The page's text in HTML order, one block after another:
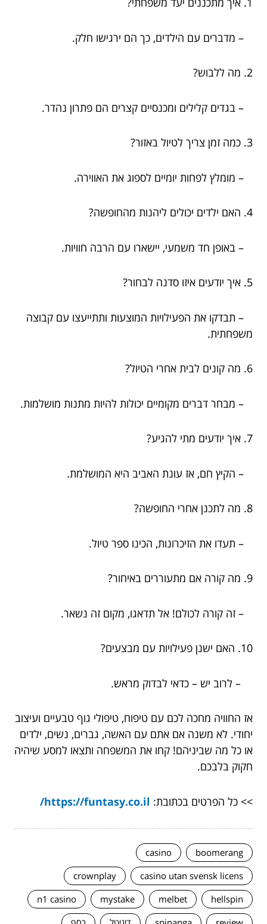
– מדברים עם הילדים, כך הם ירגישו חלק.
2. מה ללבוש?
– בגדים קלילים ומכנסיים קצרים הם פתרון נהדר.
3. כמה זמן צריך לטיול באזור?
– מומלץ לפחות יומיים לספוג את האווירה.
4. האם ילדים יכולים ליהנות מהחופשה?
– באופן חד משמעי, יישארו עם הרבה חוויות.
5. איך יודעים איזו סדנה לבחור?
– תבדקו את הפעילויות המוצעות ותתייעצו עם קבוצה
משפחתית.
6. מה קונים לבית אחרי הטיול?
– מבחר דברים מקומיים יכולות להיות מתנות מושלמות.
7. איך יודעים מתי להגיע?
– הקיץ חם, אז עונת האביב היא המושלמת.
8. מה לתכנן אחרי החופשה?
– תעדו את הזיכרונות, הכינו ספר טיול.
9. מה קורה אם מתעוררים באיחור?
– זה קורה לכולם! אל תדאגו, מקום זה נשאר.
10. האם ישנן פעילויות עם מבצעים?
– לרוב יש – כדאי לבדוק מראש.
אז החוויה מחכה לכם עם טיפוח, טיפולי גוף טבעיים ועיצוב
יחודי. לא משנה אם אתם עם האשה, גברים, נשים, ילדים
או כל מה שביניהם! קחו את המשפחה ותצאו למסע שיהיה
חקוק בלבכם.
>> כל הפרטים בכתובת: https://funtasy.co.il/
boomerang
casino
casino utan svensk licens
crownplay
hellspin
melbet
mystake
n1 casino